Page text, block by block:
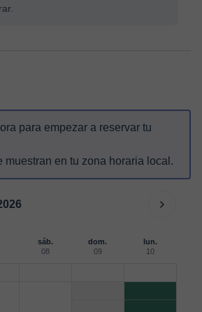
para empezar a reservar tu
muestran en tu zona horaria local.
sáb.
08
dom.
09
lun.
10